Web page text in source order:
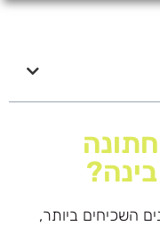
השכיחים ביותר,